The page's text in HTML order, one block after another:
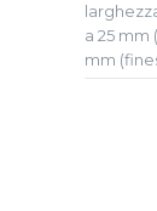
a 25 mm
mm